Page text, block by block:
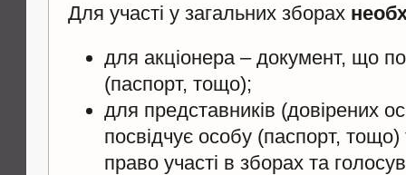
Для участі у загальних зборах
для акціонера – документ, що
(паспорт, тощо);
для представників (довірених
посвідчує особу (паспорт, тощо)
право участі в зборах та